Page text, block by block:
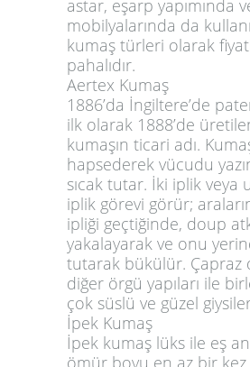
astar, eşarp yapımında
mobilyalarında da
kumaş türleri olarak
pahalıdır.
Aertex Kumaş
1886’da İngiltere’de
ilk olarak 1888’de
kumaşın ticari adı.
hapsederek vücudu
sıcak tutar. İki iplik veya
iplik görevi görür;
ipliği geçtiğinde, doup
yakalayarak ve onu
tutarak bükülür. Çapraz
diğer örgü yapıları ile
çok süslü ve güzel
İpek Kumaş
İpek kumaş lüks ile eş